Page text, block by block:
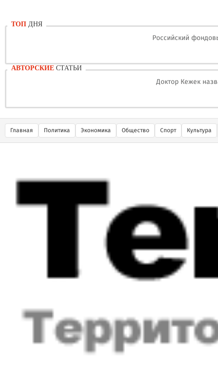
ТОП ДНЯ
Российский
АВТОРСКИЕ СТАТЬИ
Доктор Кежек
Главная Политика Экономика Общество Спорт Культура